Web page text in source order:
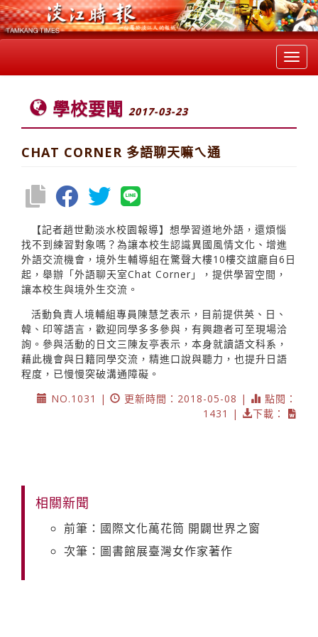
學校要聞 2017-03-23
CHAT CORNER 多語聊天嘛ㄟ通
【記者趙世勳淡水校園報導】想學習道地外語，還煩惱
找不到練習對象嗎？為讓本校生認識異國風情文化、增進
外語交流機會，境外生輔導組在驚聲大樓10樓交誼廳自6日
起，舉辦「外語聊天室Chat Corner」，提供學習空間，
讓本校生與境外生交流。
活動負責人境輔組專員陳慧芝表示，目前提供英、日、
韓、印等語言，歡迎同學多多參與，有興趣者可至現場洽
詢。參與活動的日文三陳友亭表示，本身就讀語文科系，
藉此機會與日籍同學交流，精進口說與聽力，也提升日語
程度，已慢慢突破溝通障礙。
NO.1031 |
更新時間：2018-05-08 |
點閱：
1431 |
下載：
相關新聞
前筆：國際文化萬花筒 開闢世界之窗
次筆：圖書館展臺灣女作家著作